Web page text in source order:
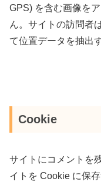
GPS) を含む画像を
ん。サイトの訪問者
て位置データを抽出
Cookie
サイトにコメントを
イトを Cookie に保